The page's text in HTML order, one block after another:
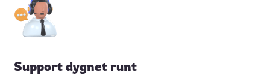
Support dygnet runt